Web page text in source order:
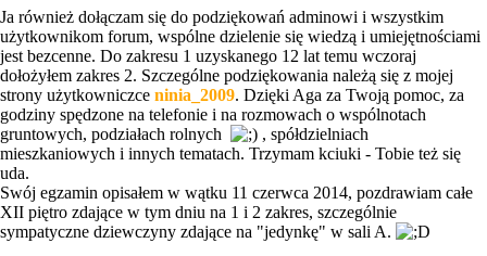
Ja również dołączam się do podziękowań adminowi i wszystkim
użytkownikom forum, wspólne dzielenie się wiedzą i umiejętnościami
jest bezcenne. Do zakresu 1 uzyskanego 12 lat temu wczoraj
dołożyłem zakres 2. Szczególne podziękowania należą się z mojej
strony użytkowniczce ninia_2009. Dzięki Aga za Twoją pomoc, za
godziny spędzone na telefonie i na rozmowach o wspólnotach
gruntowych, podziałach rolnych
, spółdzielniach
mieszkaniowych i innych tematach. Trzymam kciuki - Tobie też się
uda.
Swój egzamin opisałem w wątku 11 czerwca 2014, pozdrawiam całe
XII piętro zdające w tym dniu na 1 i 2 zakres, szczególnie
sympatyczne dziewczyny zdające na "jedynkę" w sali A.